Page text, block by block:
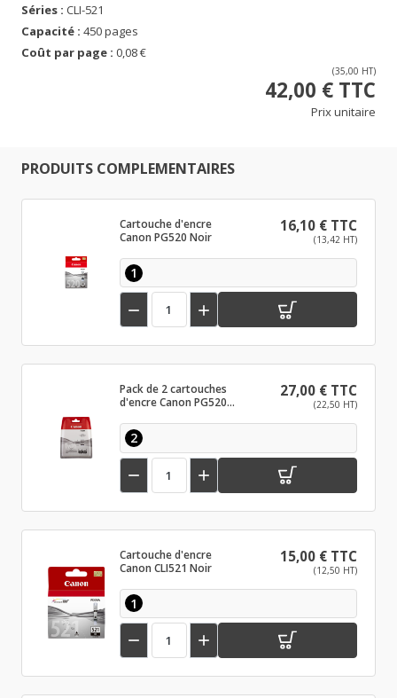
Séries : CLI-521
Capacité : 450 pages
Coût par page : 0,08 €
(35,00 HT)
42,00 € TTC
Prix unitaire
PRODUITS COMPLEMENTAIRES
Cartouche d'encre
Canon PG520 Noir
16,10 € TTC
(13,42 HT)
1
 
Pack de 2 cartouches
d'encre Canon PG520
27,00 € TTC
(22,50 HT)
2
 
Cartouche d'encre
Canon CLI521 Noir
15,00 € TTC
(12,50 HT)
1
 